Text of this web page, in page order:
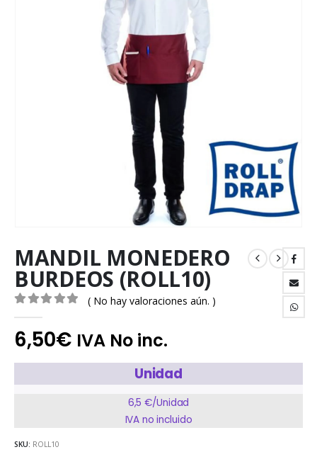
MANDIL MONEDERO
BURDEOS (ROLL10)
( No hay valoraciones aún. )
6,50€ IVA No inc.
Unidad
6,5 €/Unidad
IVA no incluido
SKU: ROLL10